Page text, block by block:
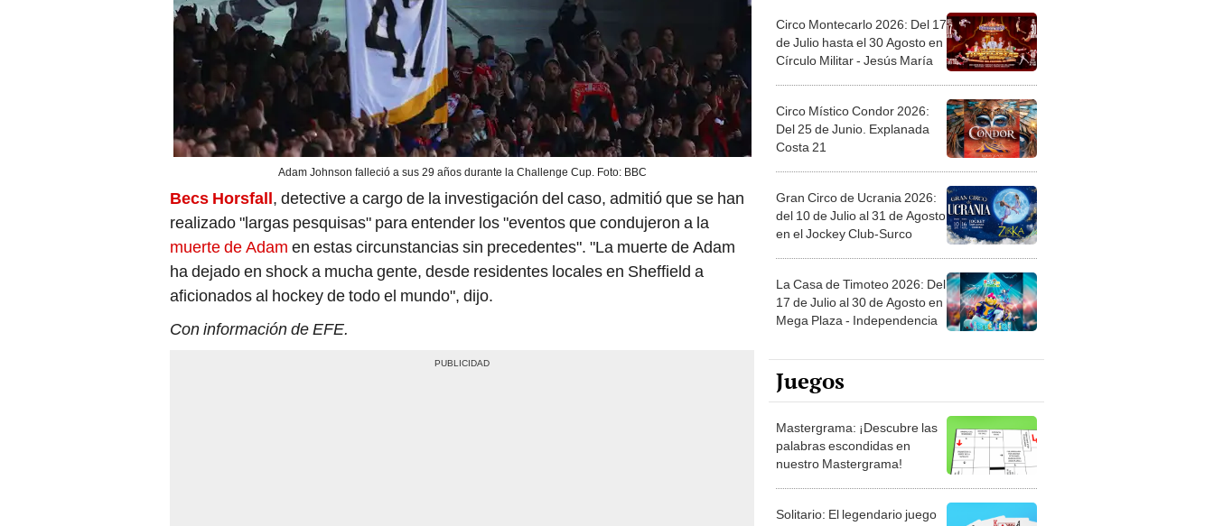
Adam Johnson falleció a sus 29 años durante la Challenge Cup. Foto: BBC
, detective a cargo de la investigación del caso, admitió que se han
realizado "largas pesquisas" para entender los "eventos que condujeron a la
muerte de Adamen estas circunstancias sin precedentes". "La muerte de Adam
ha dejado en shock a mucha gente, desde residentes locales en Sheffield a
aficionados al hockey de todo el mundo", dijo.
de Julio hasta el 30 Agosto en
Círculo Militar - Jesús María
Del 25 de Junio. Explanada
Costa 21
del 10 de Julio al 31 de Agosto
en el Jockey Club-Surco
17 de Julio al 30 de Agosto en
Mega Plaza - Independencia
Juegos
palabras escondidas en
nuestro Mastergrama!
de cartas que nunca pasa de